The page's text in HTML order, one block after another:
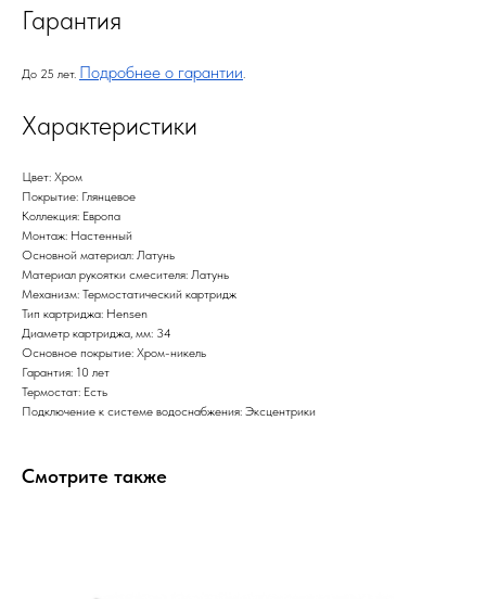
Гарантия
До 25 лет. Подробнее о гарантии.
Характеристики
Цвет: Хром
Покрытие: Глянцевое
Коллекция: Европа
Монтаж: Настенный
Основной материал: Латунь
Материал рукоятки смесителя: Латунь
Механизм: Термостатический картридж
Тип картриджа: Hensen
Диаметр картриджа, мм: 34
Основное покрытие: Хром-никель
Гарантия: 10 лет
Термостат: Есть
Подключение к системе водоснабжения: Эксцентрики
Смотрите также